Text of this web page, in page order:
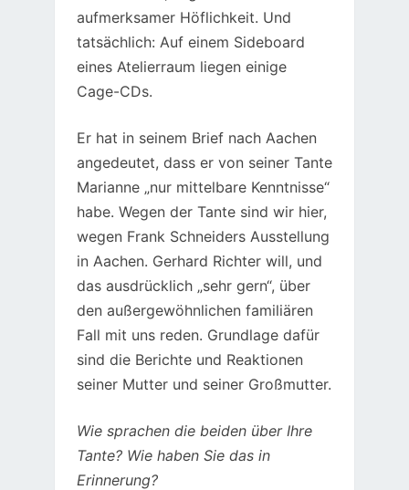
aufmerksamer Höflichkeit. Und
tatsächlich: Auf einem Sideboard
eines Atelierraum liegen einige
Cage-CDs.
Er hat in seinem Brief nach Aachen
angedeutet, dass er von seiner Tante
Marianne „nur mittelbare Kenntnisse“
habe. Wegen der Tante sind wir hier,
wegen Frank Schneiders Ausstellung
in Aachen. Gerhard Richter will, und
das ausdrücklich „sehr gern“, über
den außergewöhnlichen familiären
Fall mit uns reden. Grundlage dafür
sind die Berichte und Reaktionen
seiner Mutter und seiner Großmutter.
Wie sprachen die beiden über Ihre
Tante? Wie haben Sie das in
Erinnerung?